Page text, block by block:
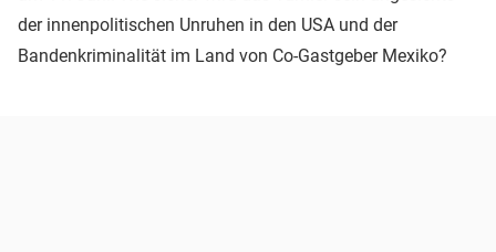
der innenpolitischen Unruhen in den USA und der
Bandenkriminalität im Land von Co-Gastgeber Mexiko?